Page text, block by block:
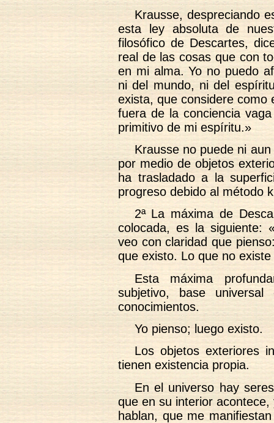
Krausse, despreciando
esta ley absoluta de
filosófico de Descartes,
real de las cosas que con
en mi alma. Yo no puedo
ni del mundo, ni del
exista, que considere
fuera de la conciencia
primitivo de mi espíritu.»
Krausse no puede ni
por medio de objetos
ha trasladado a la
progreso debido al método
2ª La máxima de
colocada, es la siguiente:
veo con claridad que
que existo. Lo que no
Esta máxima
subjetivo, base
conocimientos.
Yo pienso; luego existo.
Los objetos exteriores
tienen existencia propia.
En el universo hay
que en su interior
hablan, que me